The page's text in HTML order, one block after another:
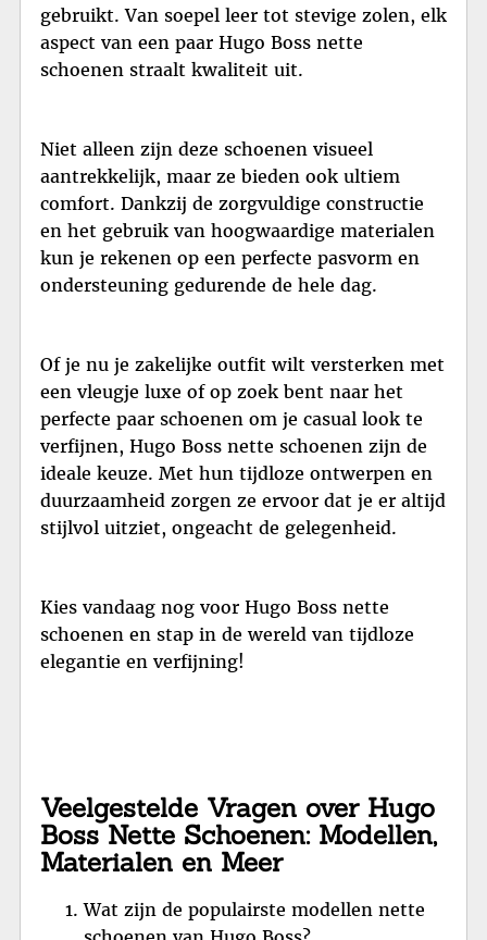
gebruikt. Van soepel leer tot stevige zolen, elk
aspect van een paar Hugo Boss nette
schoenen straalt kwaliteit uit.
Niet alleen zijn deze schoenen visueel
aantrekkelijk, maar ze bieden ook ultiem
comfort. Dankzij de zorgvuldige constructie
en het gebruik van hoogwaardige materialen
kun je rekenen op een perfecte pasvorm en
ondersteuning gedurende de hele dag.
Of je nu je zakelijke outfit wilt versterken met
een vleugje luxe of op zoek bent naar het
perfecte paar schoenen om je casual look te
verfijnen, Hugo Boss nette schoenen zijn de
ideale keuze. Met hun tijdloze ontwerpen en
duurzaamheid zorgen ze ervoor dat je er altijd
stijlvol uitziet, ongeacht de gelegenheid.
Kies vandaag nog voor Hugo Boss nette
schoenen en stap in de wereld van tijdloze
elegantie en verfijning!
Veelgestelde Vragen over Hugo
Boss Nette Schoenen: Modellen,
Materialen en Meer
Wat zijn de populairste modellen nette